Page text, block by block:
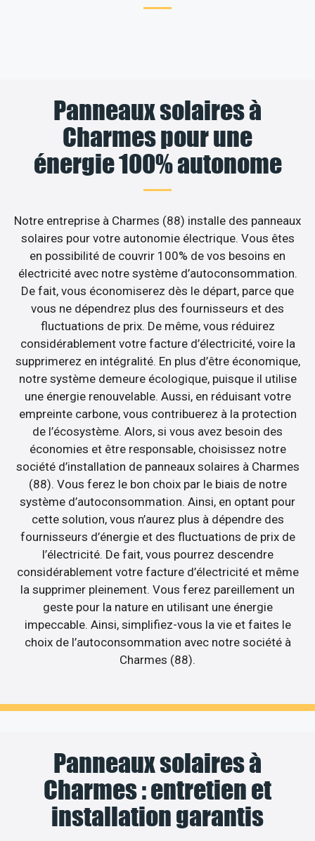
Panneaux solaires à
Charmes pour une
énergie 100% autonome
Notre entreprise à Charmes (88) installe des panneaux
solaires pour votre autonomie électrique. Vous êtes
en possibilité de couvrir 100% de vos besoins en
électricité avec notre système d’autoconsommation.
De fait, vous économiserez dès le départ, parce que
vous ne dépendrez plus des fournisseurs et des
fluctuations de prix. De même, vous réduirez
considérablement votre facture d’électricité, voire la
supprimerez en intégralité. En plus d’être économique,
notre système demeure écologique, puisque il utilise
une énergie renouvelable. Aussi, en réduisant votre
empreinte carbone, vous contribuerez à la protection
de l’écosystème. Alors, si vous avez besoin des
économies et être responsable, choisissez notre
société d’installation de panneaux solaires à Charmes
(88). Vous ferez le bon choix par le biais de notre
système d’autoconsommation. Ainsi, en optant pour
cette solution, vous n’aurez plus à dépendre des
fournisseurs d’énergie et des fluctuations de prix de
l’électricité. De fait, vous pourrez descendre
considérablement votre facture d’électricité et même
la supprimer pleinement. Vous ferez pareillement un
geste pour la nature en utilisant une énergie
impeccable. Ainsi, simplifiez-vous la vie et faites le
choix de l’autoconsommation avec notre société à
Charmes (88).
Panneaux solaires à
Charmes : entretien et
installation garantis